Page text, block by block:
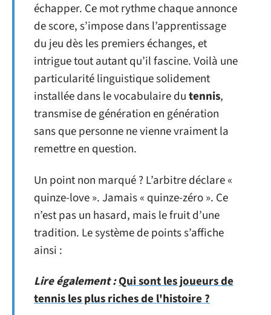
échapper. Ce mot rythme chaque annonce
de score, s’impose dans l’apprentissage
du jeu dès les premiers échanges, et
intrigue tout autant qu’il fascine. Voilà une
particularité linguistique solidement
installée dans le vocabulaire dutennis,
transmise de génération en génération
sans que personne ne vienne vraiment la
remettre en question.
Un point non marqué ? L’arbitre déclare «
quinze-love ». Jamais « quinze-zéro ». Ce
n’est pas un hasard, mais le fruit d’une
tradition. Le système de points s’affiche
ainsi :
Lire également :Qui sont les joueurs de
tennis les plus riches de l'histoire ?